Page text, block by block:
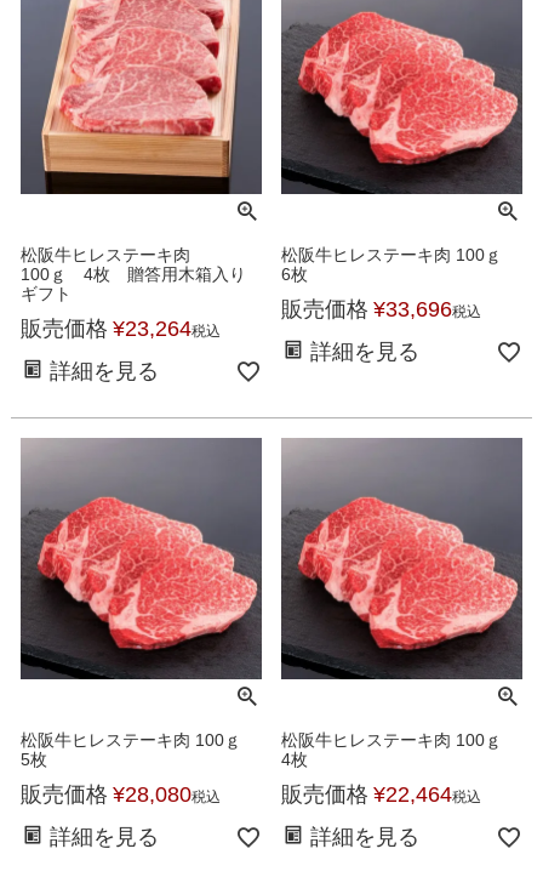
松阪牛ヒレステーキ肉
100ｇ 4枚 贈答用木箱入り
ギフト
販売価格 ¥23,264税込
詳細を見る
松阪牛ヒレステーキ肉 100ｇ
6枚
販売価格 ¥33,696税込
詳細を見る
松阪牛ヒレステーキ肉 100ｇ
5枚
販売価格 ¥28,080税込
詳細を見る
松阪牛ヒレステーキ肉 100ｇ
4枚
販売価格 ¥22,464税込
詳細を見る